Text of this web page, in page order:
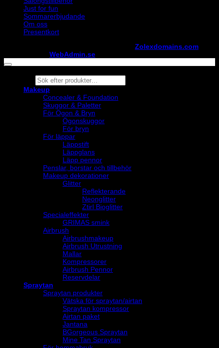
Just for fun
Sommarerbjudande
Om oss
Presentkort
Zolexdomains.com
WebAdmin.se
Products
search
Makeup
Concealer & Foundation
Skuggor & Paletter
För Ögon & Bryn
Ögonskuggor
För bryn
För läppar
Läppstift
Läppglans
Läpp pennor
Penslar, borstar och tillbehör
Makeup dekorationer
Glitter
Reflekterande
Neonglitter
Ztirl Bioglitter
Specialeffekter
GRIMAS smink
Airbrush
Airbrushmakeup
Airbrush Utrustning
Mallar
Kompressorer
Airbrush Pennor
Reservdelar
Spraytan
Spraytan produkter
Vätska för spraytan/airtan
Spraytan kompressor
Airtan paket
Jantana
BGorgeous Spraytan
Mine Tan Spraytan